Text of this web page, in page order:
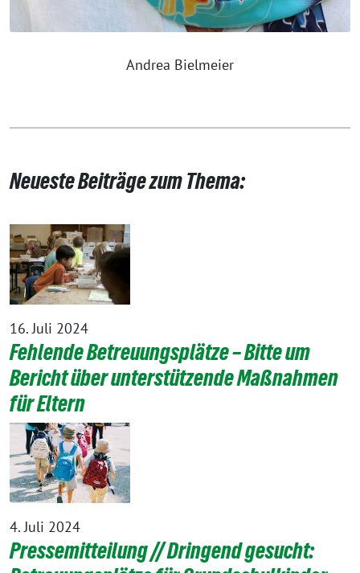
Andrea Bielmeier
Neueste Beiträge zum Thema:
16. Juli 2024
Fehlende Betreuungsplätze – Bitte um
Bericht über unterstützende Maßnahmen
für Eltern
4. Juli 2024
Pressemitteilung // Dringend gesucht: